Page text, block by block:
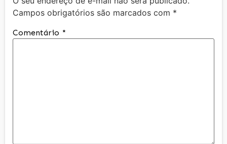
Campos obrigatórios são marcados com *
Comentário *